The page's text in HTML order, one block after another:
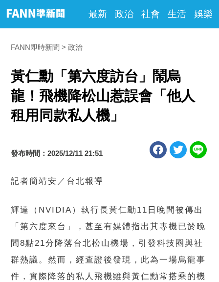
最新 政治 社會 生活 娛樂
FANN即時新聞 政治
黃仁勳「第六度訪台」鬧烏
龍！飛機降松山惹誤會「他人
租用同款私人機」
發布時間：2025/12/11 21:51
記者簡靖安／台北報導
輝達（NVIDIA）執行長黃仁勳11日晚間被傳出
「第六度來台」，甚至有媒體指出其專機已於晚
間8點21分降落台北松山機場，引發科技圈與社
群熱議。然而，經查證後發現，此為一場烏龍事
件，實際降落的私人飛機雖與黃仁勳常搭乘的機